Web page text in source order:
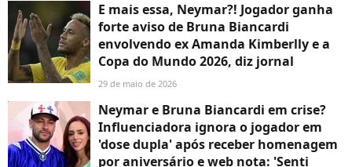
E mais essa, Neymar?! Jogador ganha
forte aviso de Bruna Biancardi
envolvendo ex Amanda Kimberlly e a
Copa do Mundo 2026, diz jornal
29 de maio de 2026
Neymar e Bruna Biancardi em crise?
Influenciadora ignora o jogador em
'dose dupla' após receber homenagem
por aniversário e web nota: 'Senti